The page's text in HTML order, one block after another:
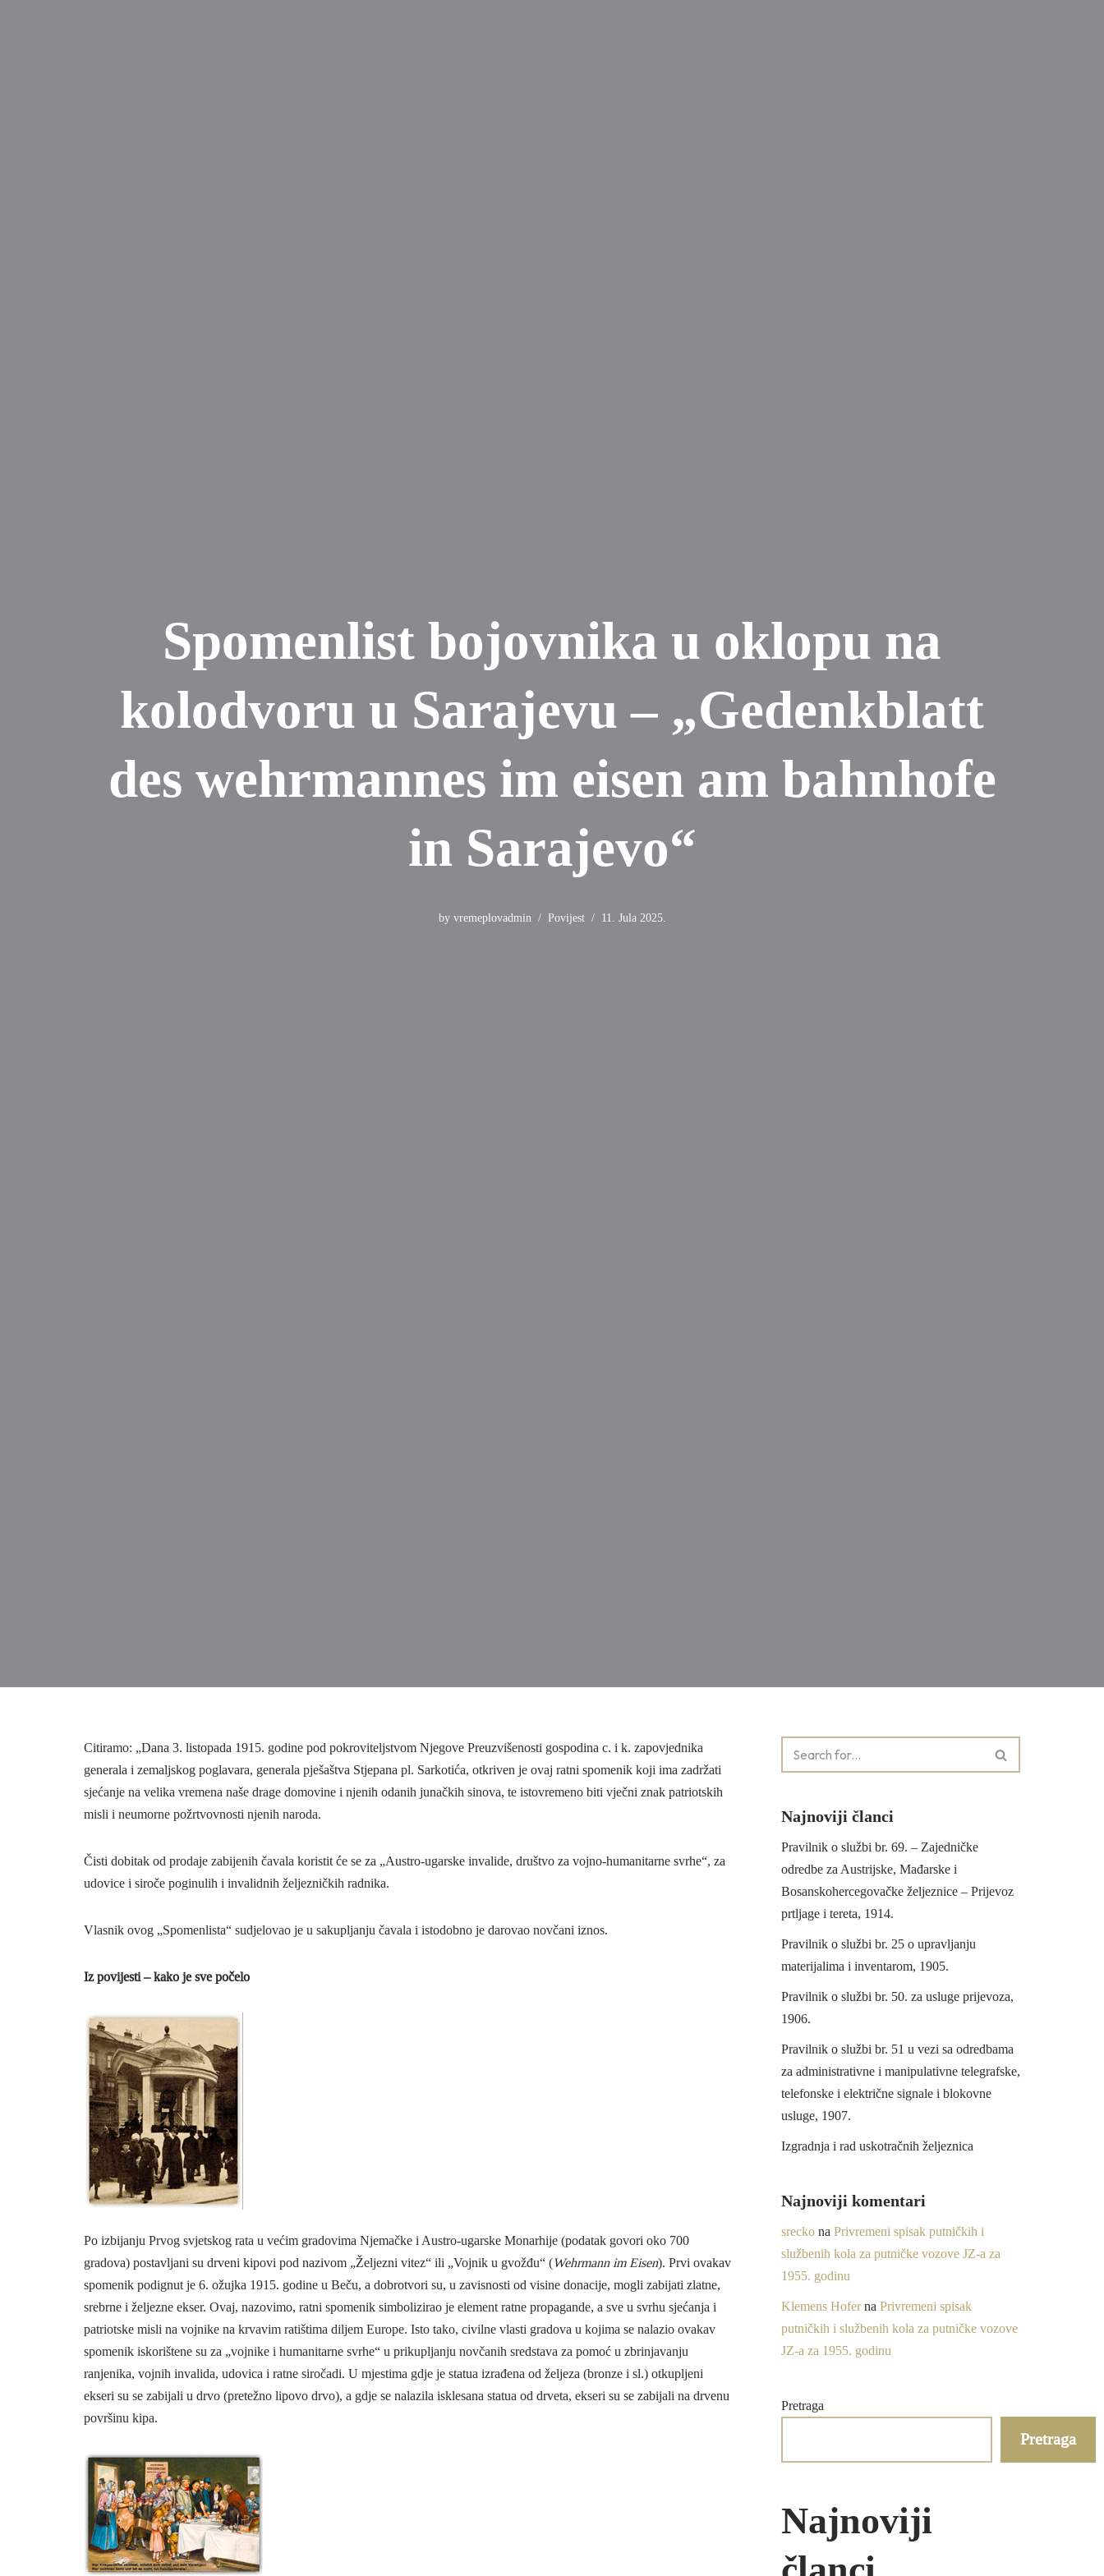
Spomenlist bojovnika u oklopu na
kolodvoru u Sarajevu – „Gedenkblatt
des wehrmannes im eisen am bahnhofe
in Sarajevo“
by vremeplovadmin Povijest 11. Jula 2025.
Citiramo: „Dana 3. listopada 1915. godine pod pokroviteljstvom Njegove Preuzvišenosti gospodina c. i k. zapovjednika
generala i zemaljskog poglavara, generala pješaštva Stjepana pl. Sarkotića, otkriven je ovaj ratni spomenik koji ima zadržati
sjećanje na velika vremena naše drage domovine i njenih odanih junačkih sinova, te istovremeno biti vječni znak patriotskih
misli i neumorne požrtvovnosti njenih naroda.
Čisti dobitak od prodaje zabijenih čavala koristit će se za „Austro-ugarske invalide, društvo za vojno-humanitarne svrhe“, za
udovice i siroče poginulih i invalidnih željezničkih radnika.
Vlasnik ovog „Spomenlista“ sudjelovao je u sakupljanju čavala i istodobno je darovao novčani iznos.
Iz povijesti – kako je sve počelo
Po izbijanju Prvog svjetskog rata u većim gradovima Njemačke i Austro-ugarske Monarhije (podatak govori oko 700
gradova) postavljani su drveni kipovi pod nazivom „Željezni vitez“ ili „Vojnik u gvožđu“ (Wehrmann im Eisen). Prvi ovakav
spomenik podignut je 6. ožujka 1915. godine u Beču, a dobrotvori su, u zavisnosti od visine donacije, mogli zabijati zlatne,
srebrne i željezne ekser. Ovaj, nazovimo, ratni spomenik simbolizirao je element ratne propagande, a sve u svrhu sjećanja i
patriotske misli na vojnike na krvavim ratištima diljem Europe. Isto tako, civilne vlasti gradova u kojima se nalazio ovakav
spomenik iskorištene su za „vojnike i humanitarne svrhe“ u prikupljanju novčanih sredstava za pomoć u zbrinjavanju
ranjenika, vojnih invalida, udovica i ratne siročadi. U mjestima gdje je statua izrađena od željeza (bronze i sl.) otkupljeni
ekseri su se zabijali u drvo (pretežno lipovo drvo), a gdje se nalazila isklesana statua od drveta, ekseri su se zabijali na drvenu
površinu kipa.
Najnoviji članci
Pravilnik o službi br. 69. – Zajedničke
odredbe za Austrijske, Mađarske i
Bosanskohercegovačke željeznice – Prijevoz
prtljage i tereta, 1914.
Pravilnik o službi br. 25 o upravljanju
materijalima i inventarom, 1905.
Pravilnik o službi br. 50. za usluge prijevoza,
1906.
Pravilnik o službi br. 51 u vezi sa odredbama
za administrativne i manipulativne telegrafske,
telefonske i električne signale i blokovne
usluge, 1907.
Izgradnja i rad uskotračnih željeznica
Najnoviji komentari
srecko na Privremeni spisak putničkih i
službenih kola za putničke vozove JZ-a za
1955. godinu
Klemens Hoferna Privremeni spisak
putničkih i službenih kola za putničke vozove
JZ-a za 1955. godinu
Pretraga
Pretraga
Najnoviji